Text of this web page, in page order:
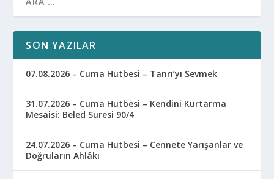
SON YAZILAR
07.08.2026 – Cuma Hutbesi – Tanrı’yı Sevmek
31.07.2026 – Cuma Hutbesi – Kendini Kurtarma
Mesaisi: Beled Suresi 90/4
24.07.2026 – Cuma Hutbesi – Cennete Yarışanlar ve
Doğruların Ahlâkı